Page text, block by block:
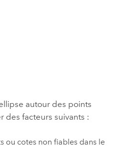
autour des points
des facteurs suivants :
ou cotes non fiables dans le